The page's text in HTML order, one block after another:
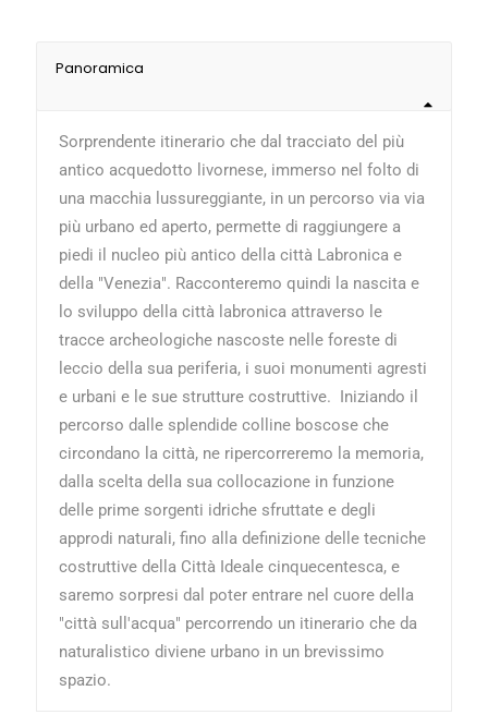
Panoramica
Sorprendente itinerario che dal tracciato del più
antico acquedotto livornese, immerso nel folto di
una macchia lussureggiante, in un percorso via via
più urbano ed aperto, permette di raggiungere a
piedi il nucleo più antico della città Labronica e
della "Venezia". Racconteremo quindi la nascita e
lo sviluppo della città labronica attraverso le
tracce archeologiche nascoste nelle foreste di
leccio della sua periferia, i suoi monumenti agresti
e urbani e le sue strutture costruttive. Iniziando il
percorso dalle splendide colline boscose che
circondano la città, ne ripercorreremo la memoria,
dalla scelta della sua collocazione in funzione
delle prime sorgenti idriche sfruttate e degli
approdi naturali, fino alla definizione delle tecniche
costruttive della Città Ideale cinquecentesca, e
saremo sorpresi dal poter entrare nel cuore della
"città sull'acqua" percorrendo un itinerario che da
naturalistico diviene urbano in un brevissimo
spazio.